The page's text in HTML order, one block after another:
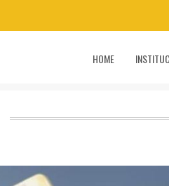
HOME